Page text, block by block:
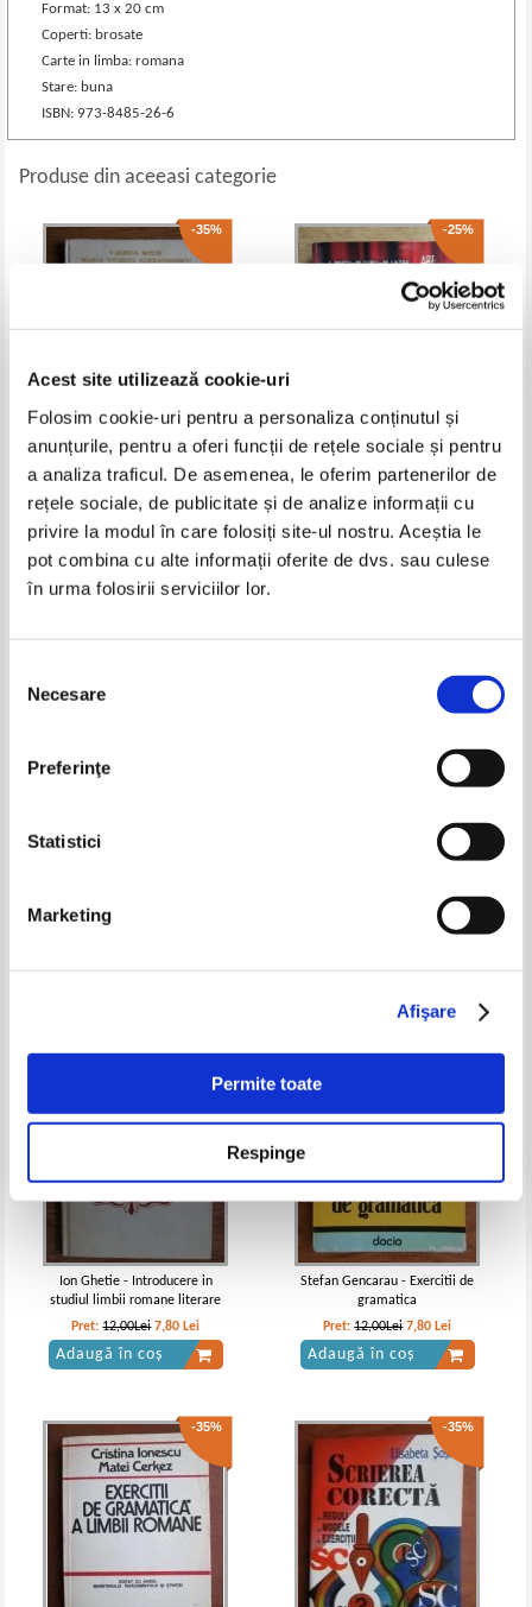
Acest site utilizează cookie-uri
Folosim cookie-uri pentru a personaliza conținutul și
anunțurile, pentru a oferi funcții de rețele sociale și pentru
a analiza traficul. De asemenea, le oferim partenerilor de
rețele sociale, de publicitate și de analize informații cu
privire la modul în care folosiți site-ul nostru. Aceștia le
pot combina cu alte informații oferite de dvs. sau culese
în urma folosirii serviciilor lor.
consimțământului
Necesare
Preferinţe
Statistici
Marketing
Afişare
Permite toate
Respinge
Format: 13 x 20 cm
Coperti: brosate
Carte in limba: romana
Stare: buna
ISBN: 973-8485-26-6
Produse din aceeasi categorie
-35%
Valeria Botis - Sintaxa
propozitiei
Pret: 10,00Lei 6,50 Lei
Adaugă în coș
-25%
L. Paicu - Eseul. Literatura
romana
Pret:11,00Lei 8,25 Lei
Adaugă în coș
Pret:10,00Lei Lei
Ion Ghetie - Introducere in
studiul limbii romane literare
Pret:12,00Lei 7,80 Lei
Adaugă în coș
Stefan Gencarau - Exercitii de
gramatica
Pret:12,00Lei 7,80 Lei
Adaugă în coș
-35% -35%